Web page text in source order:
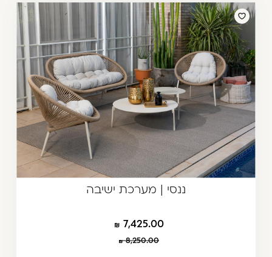
ננסי | מערכת ישיבה
7,425.00
8,250.00